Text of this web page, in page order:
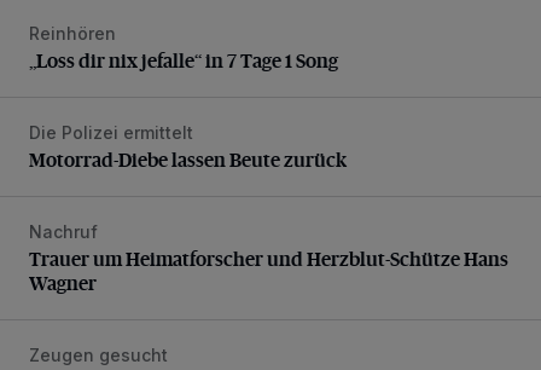
„Loss dir nix jefalle“ in 7 Tage 1 Song
Reinhören
„Loss dir nix jefalle“ in 7 Tage 1 Song
Motorrad-Diebe lassen Beute zurück
Die Polizei ermittelt
Motorrad-Diebe lassen Beute zurück
Trauer um Heimatforscher und Herzblut-Schütze Hans
Nachruf
Trauer um Heimatforscher und Herzblut-Schütze Hans
Wagner
Senior wird bei Unfall schwer verletzt
Zeugen gesucht